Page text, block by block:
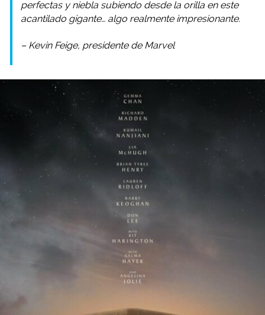
perfectas y niebla subiendo desde la orilla en este
acantilado gigante… algo realmente impresionante.
– Kevin Feige, presidente de Marvel